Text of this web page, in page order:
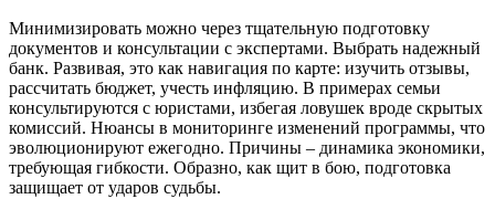
Минимизировать можно через тщательную подготовку
документов и консультации с экспертами. Выбрать надежный
банк. Развивая, это как навигация по карте: изучить отзывы,
рассчитать бюджет, учесть инфляцию. В примерах семьи
консультируются с юристами, избегая ловушек вроде скрытых
комиссий. Нюансы в мониторинге изменений программы, что
эволюционируют ежегодно. Причины – динамика экономики,
требующая гибкости. Образно, как щит в бою, подготовка
защищает от ударов судьбы.